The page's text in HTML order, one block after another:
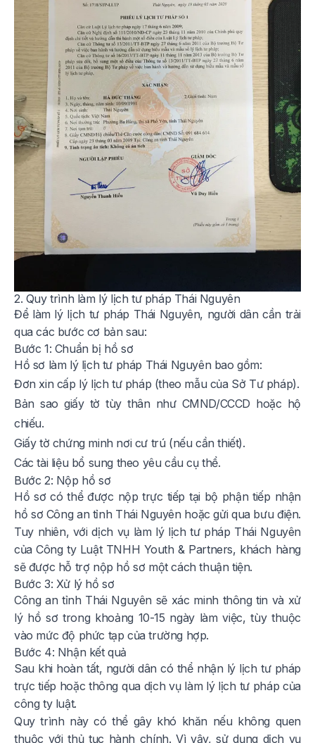
2. Quy trình làm lý lịch tư pháp Thái Nguyên
Để làm lý lịch tư pháp Thái Nguyên, người dân cần trải
qua các bước cơ bản sau:
Bước 1: Chuẩn bị hồ sơ
Hồ sơ làm lý lịch tư pháp Thái Nguyên bao gồm:
Đơn xin cấp lý lịch tư pháp (theo mẫu của Sở Tư pháp).
Bản sao giấy tờ tùy thân như CMND/CCCD hoặc hộ
chiếu.
Giấy tờ chứng minh nơi cư trú (nếu cần thiết).
Các tài liệu bổ sung theo yêu cầu cụ thể.
Bước 2: Nộp hồ sơ
Hồ sơ có thể được nộp trực tiếp tại bộ phận tiếp nhận
hồ sơ Công an tỉnh Thái Nguyên hoặc gửi qua bưu điện.
Tuy nhiên, với dịch vụ làm lý lịch tư pháp Thái Nguyên
của Công ty Luật TNHH Youth & Partners, khách hàng
sẽ được hỗ trợ nộp hồ sơ một cách thuận tiện.
Bước 3: Xử lý hồ sơ
Công an tỉnh Thái Nguyên sẽ xác minh thông tin và xử
lý hồ sơ trong khoảng 10-15 ngày làm việc, tùy thuộc
vào mức độ phức tạp của trường hợp.
Bước 4: Nhận kết quả
Sau khi hoàn tất, người dân có thể nhận lý lịch tư pháp
trực tiếp hoặc thông qua dịch vụ làm lý lịch tư pháp của
công ty luật.
Quy trình này có thể gây khó khăn nếu không quen
thuộc với thủ tục hành chính. Vì vậy, sử dụng dịch vụ